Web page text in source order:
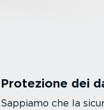
Protezione dei
Sappiamo che la